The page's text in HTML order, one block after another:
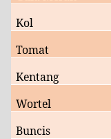
Kol
Tomat
Kentang
Wortel
Buncis